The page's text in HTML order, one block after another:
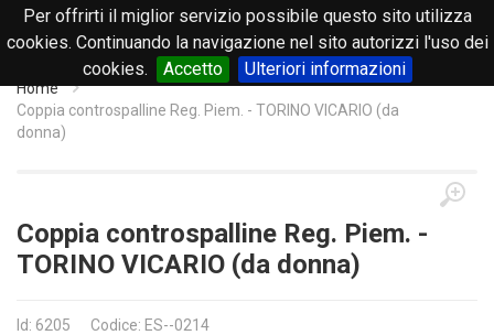
Per offrirti il miglior servizio possibile questo sito utilizza
cookies. Continuando la navigazione nel sito autorizzi l'uso dei
cookies.
Accetto Ulteriori informazioni
0
Home
Coppia controspalline Reg. Piem. - TORINO VICARIO (da
donna)
Coppia controspalline Reg. Piem. -
TORINO VICARIO (da donna)
Id: 6205
Codice: ES--0214